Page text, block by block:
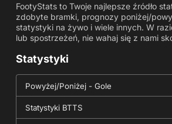
FootyStats to Twoje najlepsze źródło
zdobyte bramki, prognozy poniżej/
statystyki na żywo i wiele innych. W
lub spostrzeżeń, nie wahaj się z nami
Statystyki
Powyżej/Poniżej - Gole
Statystyki BTTS